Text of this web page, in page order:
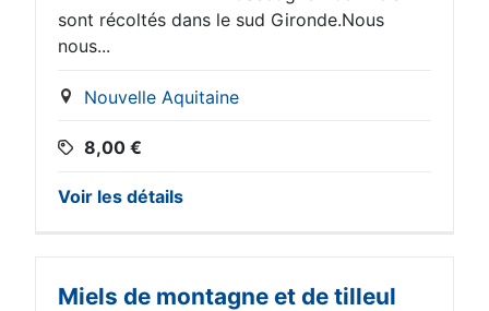
sont récoltés dans le sud Gironde.Nous
nous...
Nouvelle Aquitaine
8,00 €
Voir les détails
Miels de montagne et de tilleul